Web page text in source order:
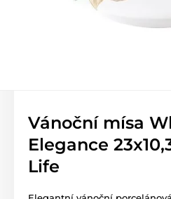
Vánoční mísa
Elegance
Life